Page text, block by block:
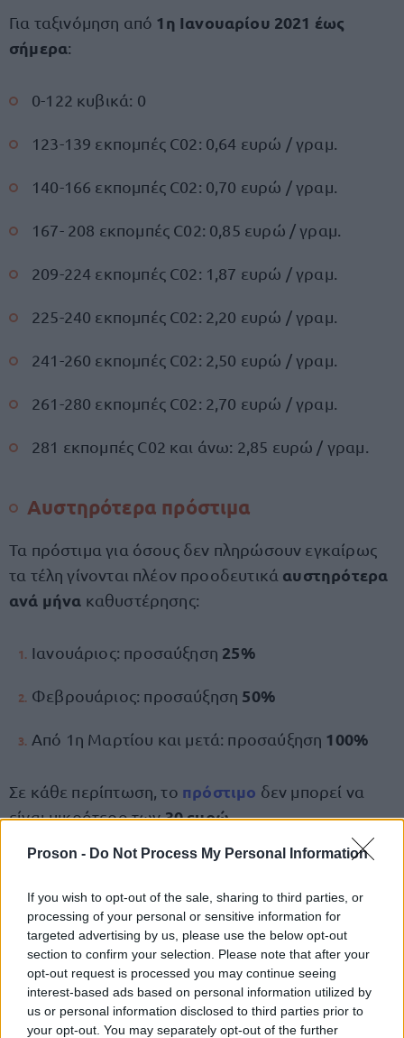
Proson - Do Not Process My Personal Information
If you wish to opt-out of the sale, sharing to third parties, or
processing of your personal or sensitive information for
targeted advertising by us, please use the below opt-out
section to confirm your selection. Please note that after your
opt-out request is processed you may continue seeing
interest-based ads based on personal information utilized by
us or personal information disclosed to third parties prior to
your opt-out. You may separately opt-out of the further
Για ταξινόμηση από 1η Ιανουαρίου 2021 έως
σήμερα:
0-122 κυβικά: 0
123-139 εκπομπές C02: 0,64 ευρώ / γραμ.
140-166 εκπομπές C02: 0,70 ευρώ / γραμ.
167- 208 εκπομπές C02: 0,85 ευρώ / γραμ.
209-224 εκπομπές C02: 1,87 ευρώ / γραμ.
225-240 εκπομπές C02: 2,20 ευρώ / γραμ.
241-260 εκπομπές C02: 2,50 ευρώ / γραμ.
261-280 εκπομπές C02: 2,70 ευρώ / γραμ.
281 εκπομπές C02 και άνω: 2,85 ευρώ / γραμ.
Αυστηρότερα πρόστιμα
Τα πρόστιμα για όσους δεν πληρώσουν εγκαίρως
τα τέλη γίνονται πλέον προοδευτικά αυστηρότερα
ανά μήνα καθυστέρησης:
Ιανουάριος: προσαύξηση 25%
Φεβρουάριος: προσαύξηση 50%
Από 1η Μαρτίου και μετά: προσαύξηση 100%
Σε κάθε περίπτωση, το πρόστιμο δεν μπορεί να
είναι μικρότερο των30 ευρώ.
Για τέλη ύψους 200 ευρώ:
Ιανουάριος → 250 ευρώ
Φεβρουάριος → 300 ευρώ